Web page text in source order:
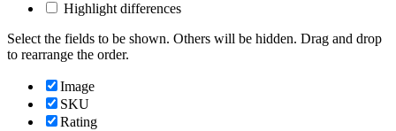
Highlight differences
Select the fields to be shown. Others will be hidden. Drag and drop
to rearrange the order.
Image
SKU
Rating